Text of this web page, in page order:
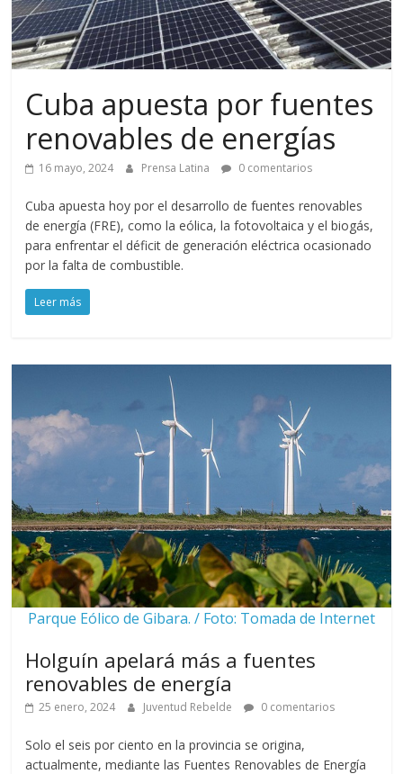
Cuba apuesta por fuentes
renovables de energías
16 mayo, 2024 Prensa Latina 0 comentarios
Cuba apuesta hoy por el desarrollo de fuentes renovables
de energía (FRE), como la eólica, la fotovoltaica y el biogás,
para enfrentar el déficit de generación eléctrica ocasionado
por la falta de combustible.
Leer más
Parque Eólico de Gibara. / Foto: Tomada de Internet
Holguín apelará más a fuentes
renovables de energía
25 enero, 2024 Juventud Rebelde 0 comentarios
Solo el seis por ciento en la provincia se origina,
actualmente, mediante las Fuentes Renovables de Energía